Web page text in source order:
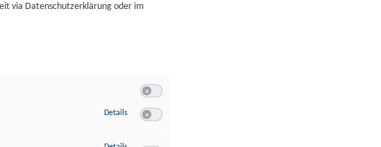
via Datenschutzerklärung oder im
Details zu Speichern von oder Zugriff auf Informationen auf einem Endgerät
zu Verwendung reduzierter Daten zur Auswahl von Werbeanzeigen